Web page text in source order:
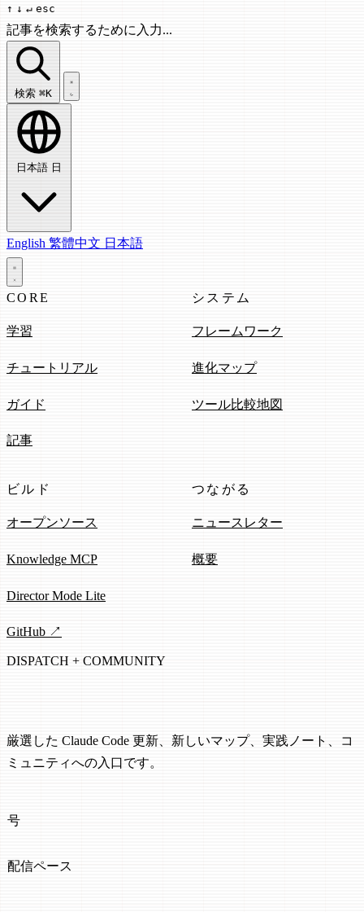
↑ ↓ ↵ esc
記事を検索するために入力...
記事を検索...
検索 ⌘K
日本語 日
English 繁體中文 日本語
CORE
学習
チュートリアル
ガイド
記事
システム
フレームワーク
進化マップ
ツール比較地図
ビルド
オープンソース
Knowledge MCP
Director Mode Lite
GitHub ↗
つながる
ニュースレター
概要
DISPATCH + COMMUNITY
厳選した Claude Code 更新、新しいマップ、実践ノート、コ
ミュニティへの入口です。
号
配信ペース